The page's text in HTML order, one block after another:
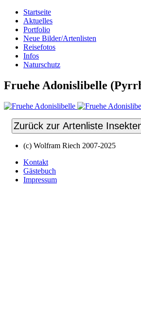
Startseite
Aktuelles
Portfolio
Neue Bilder/Artenlisten
Reisefotos
Infos
Naturschutz
Fruehe Adonislibelle
Zurück zur Artenliste
(c) Wolfram Riech 2007-2025
Kontakt
Gästebuch
Impressum